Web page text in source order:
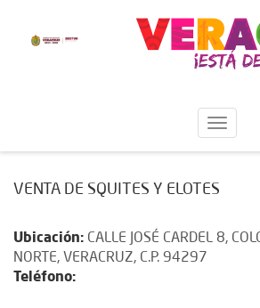
VENTA DE SQUITES Y ELOTES
Ubicación: CALLE JOSÉ CARDEL 8,
NORTE, VERACRUZ, C.P. 94297
Teléfono: